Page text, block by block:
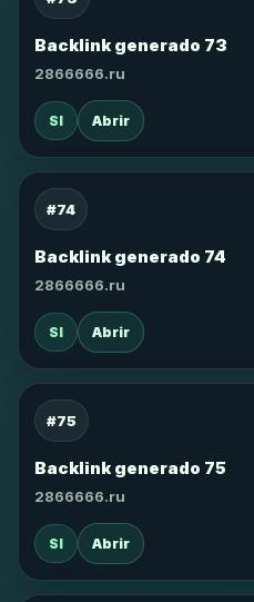
Backlink generado 73
2866666.ru
SI Abrir
#74
Backlink generado 74
2866666.ru
SI Abrir
#75
Backlink generado 75
2866666.ru
SI Abrir